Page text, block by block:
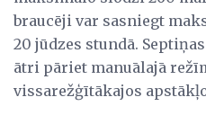
braucēji var sasniegt
20 jūdzes stundā.
ātri pāriet manuālajā
vissarežģītākajos